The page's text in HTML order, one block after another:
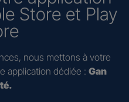
Store et Play
nous mettons à votre
application dédiée : Gan